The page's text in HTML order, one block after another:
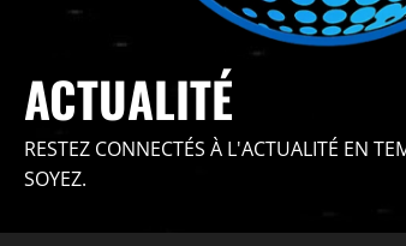
ACTUALITÉ
RESTEZ CONNECTÉS À L'ACTUALITÉ EN
SOYEZ.